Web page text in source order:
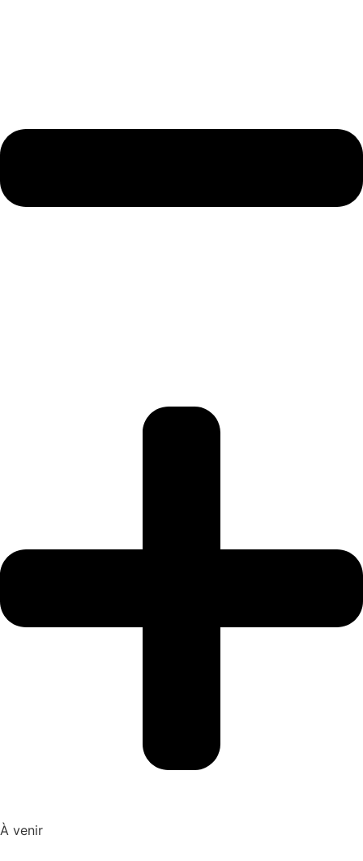
À venir